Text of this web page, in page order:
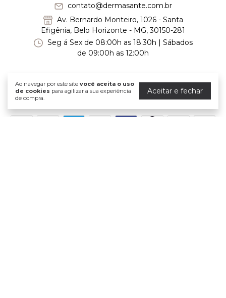
Ao navegar por este site você aceita o uso
de cookies para agilizar a sua experiência
de compra.
Aceitar e fechar
contato@dermasante.com.br
Av. Bernardo Monteiro, 1026 - Santa
Efigênia, Belo Horizonte - MG, 30150-281
Seg á Sex de 08:00h as 18:30h | Sábados
de 09:00h as 12:00h
Formas de pagamento